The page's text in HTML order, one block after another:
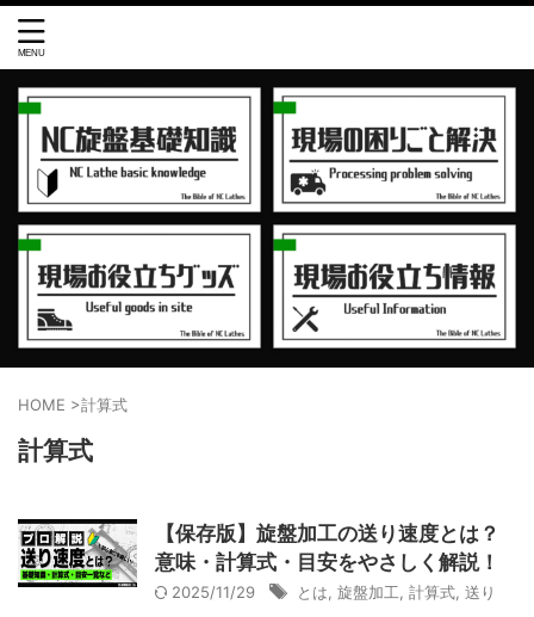
HOME >計算式
計算式
【保存版】旋盤加工の送り速度とは？
意味・計算式・目安をやさしく解説！
2025/11/29 とは, 旋盤加工, 計算式, 送り